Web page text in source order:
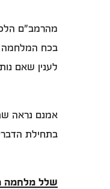
מהרמב"ם
בכח המלחמה
לענין שאם
אמנם נראה
בתחילת
שלל מלחמה